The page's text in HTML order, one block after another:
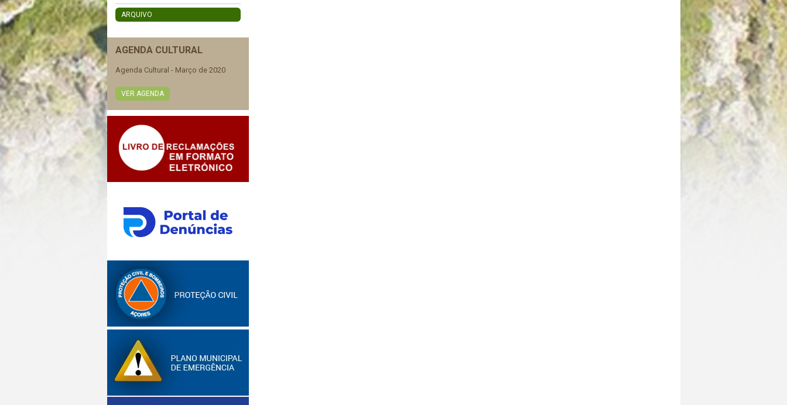
ARQUIVO
AGENDA CULTURAL
Agenda Cultural - Março de 2020
VER AGENDA